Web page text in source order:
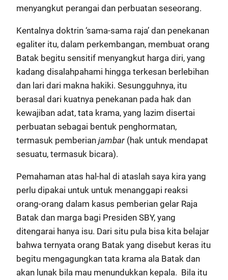
menyangkut perangai dan perbuatan seseorang.
Kentalnya doktrin ‘sama-sama raja’ dan penekanan
egaliter itu, dalam perkembangan, membuat orang
Batak begitu sensitif menyangkut harga diri, yang
kadang disalahpahami hingga terkesan berlebihan
dan lari dari makna hakiki. Sesungguhnya, itu
berasal dari kuatnya penekanan pada hak dan
kewajiban adat, tata krama, yang lazim disertai
perbuatan sebagai bentuk penghormatan,
termasuk pemberian jambar (hak untuk mendapat
sesuatu, termasuk bicara).
Pemahaman atas hal-hal di ataslah saya kira yang
perlu dipakai untuk untuk menanggapi reaksi
orang-orang dalam kasus pemberian gelar Raja
Batak dan marga bagi Presiden SBY, yang
ditengarai hanya isu. Dari situ pula bisa kita belajar
bahwa ternyata orang Batak yang disebut keras itu
begitu mengagungkan tata krama ala Batak dan
akan lunak bila mau menundukkan kepala. Bila itu